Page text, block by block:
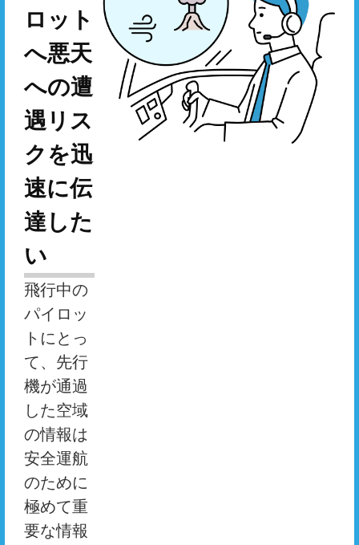
ロット
へ悪天
への遭
遇リス
クを迅
速に伝
達した
い
飛行中の
パイロッ
トにとっ
て、先行
機が通過
した空域
の情報は
安全運航
のために
極めて重
要な情報